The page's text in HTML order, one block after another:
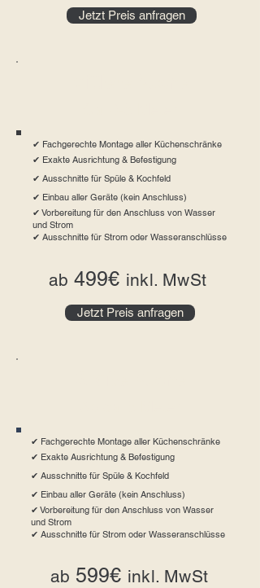
Jetzt Preis anfragen
ab 499€ inkl. MwSt
Jetzt Preis anfragen
✔ Fachgerechte Montage aller Küchenschränke
✔ Exakte Ausrichtung & Befestigung
✔ Ausschnitte für Spüle & Kochfeld
✔ Einbau aller Geräte (kein Anschluss)
✔ Vorbereitung für den Anschluss von Wasser
und Strom
✔ Ausschnitte für Strom oder Wasseranschlüsse
ab 599€ inkl. MwSt
✔ Fachgerechte Montage aller Küchenschränke
✔ Exakte Ausrichtung & Befestigung
✔ Ausschnitte für Spüle & Kochfeld
✔ Einbau aller Geräte (kein Anschluss)
✔ Vorbereitung für den Anschluss von Wasser
und Strom
✔ Ausschnitte für Strom oder Wasseranschlüsse